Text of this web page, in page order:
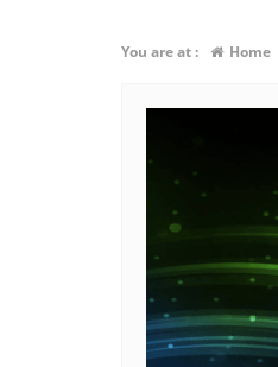
You are at : Home